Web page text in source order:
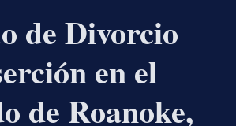
de Divorcio
en el
de Roanoke,